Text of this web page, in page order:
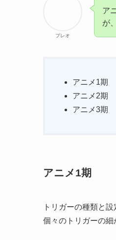
プレオ
ア
が
アニメ1期
アニメ2期
アニメ3期
アニメ1期
トリガーの種類と
個々のトリガーの細